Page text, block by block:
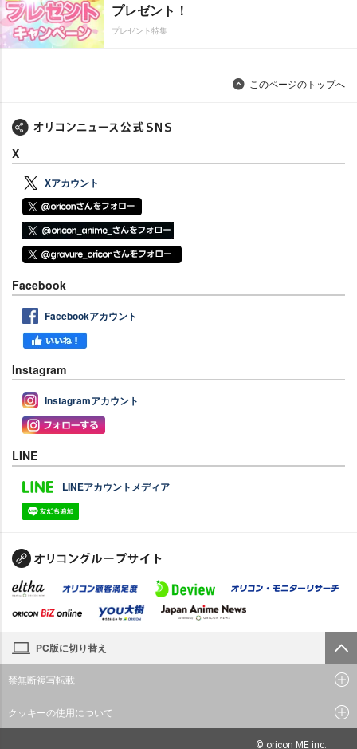
プレゼント！
プレゼント特集
このページのトップへ
X
Xアカウント
Facebook
Facebookアカウント
Instagram
Instagramアカウント
LINE
LINEアカウントメディア
PC版に切り替え
禁無断複写転載
クッキーの使用について
© oricon ME inc.